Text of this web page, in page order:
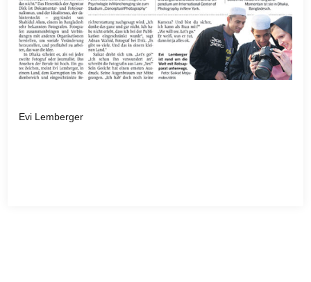
Evi Lemberger